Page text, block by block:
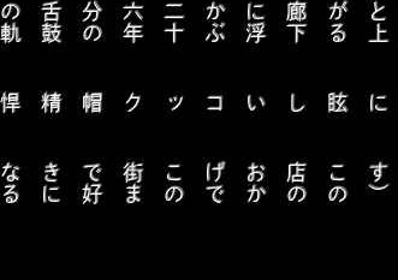
る
廊
下
に
浮
か
ぶ
二
十
六
年
分
の
舌
鼓
の
軌
跡
を
通
り
店
内
陽をうけるヨットの帆のように眩しいコック帽
）
こ
の
店
の
お
か
げ
で
こ
の
街
ま
で
好
き
に
な
る